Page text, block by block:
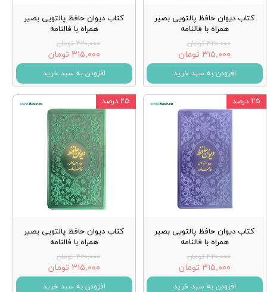
کتاب دیوان حافظ پالتویی بصیر
همراه با فالنامه
۴۲۰,۰۰۰ تومان
۳۱۵,۰۰۰ تومان
افزودن به سبد خرید
کتاب دیوان حافظ پالتویی بصیر
همراه با فالنامه
۴۲۰,۰۰۰ تومان
۳۱۵,۰۰۰ تومان
افزودن به سبد خرید
کتاب دیوان حافظ پالتویی بصیر
همراه با فالنامه
۴۲۰,۰۰۰ تومان
۳۱۵,۰۰۰ تومان
افزودن به سبد خرید
۲۵ درصد
کتاب دیوان حافظ پالتویی بصیر
همراه با فالنامه
۴۲۰,۰۰۰ تومان
۳۱۵,۰۰۰ تومان
افزودن به سبد خرید
۲۵ درصد